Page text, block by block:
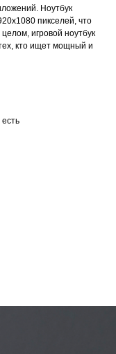
Ноутбук
пикселей, что
игровой ноутбук
кто ищет мощный и
бу
бу